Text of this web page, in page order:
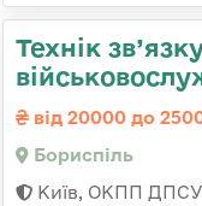
Технік
від 20000 до
Бориспіль
Київ, ОКПП ДПСУ